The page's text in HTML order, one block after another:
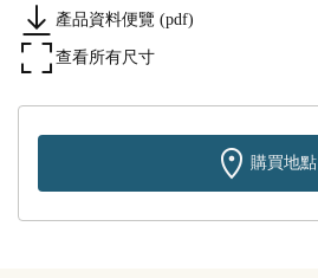
產品資料便覽 (pdf)
查看所有尺寸
購買地點